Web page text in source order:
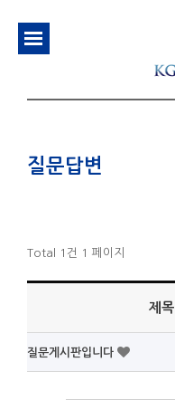
질문답변
Total 1건 1 페이지
제목
질문게시판입니다